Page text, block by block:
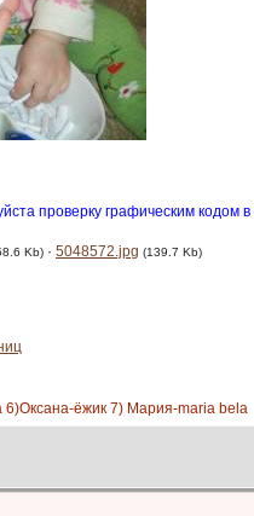
проверку графическим кодом в
Kb) · 5048572.jpg (139.7 Kb)
6)Оксана-ёжик 7) Мария-maria bela